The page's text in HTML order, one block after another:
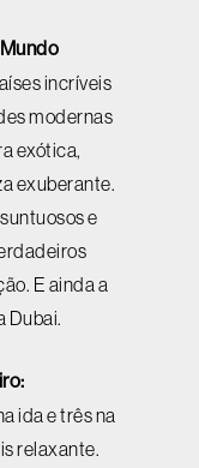
incríveis
modernas
exótica,
exuberante.
e
E ainda a
Dubai.
ida e três na
relaxante.